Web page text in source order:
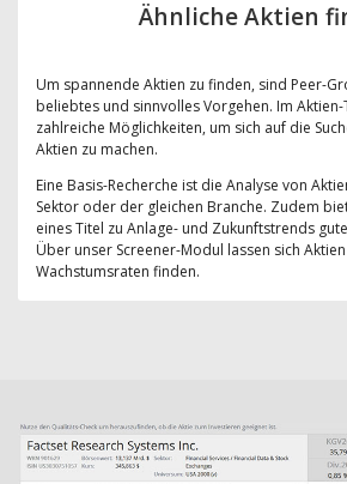
Ähnliche Aktien
Um spannende Aktien zu finden, sind Peer-
beliebtes und sinnvolles Vorgehen. Im
zahlreiche Möglichkeiten, um sich auf die
Aktien zu machen.
Eine Basis-Recherche ist die Analyse von
Sektor oder der gleichen Branche. Zudem
eines Titel zu Anlage- und Zukunftstrends
Über unser Screener-Modul lassen sich
Wachstumsraten finden.